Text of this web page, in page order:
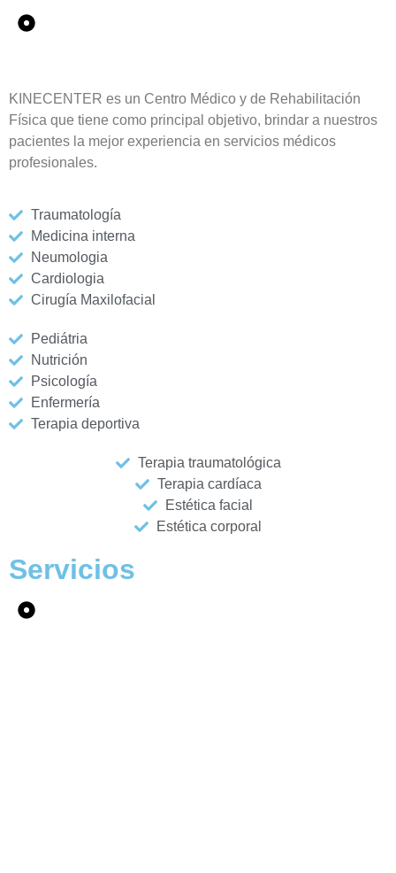
KINECENTER es un Centro Médico y de Rehabilitación
Física que tiene como principal objetivo, brindar a nuestros
pacientes la mejor experiencia en servicios médicos
profesionales.
Traumatología
Medicina interna
Neumologia
Cardiologia
Cirugía Maxilofacial
Pediátria
Nutrición
Psicología
Enfermería
Terapia deportiva
Terapia traumatológica
Terapia cardíaca
Estética facial
Estética corporal
Servicios